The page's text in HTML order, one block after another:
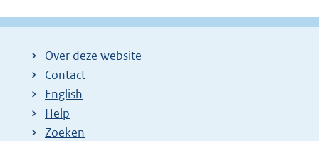
Over deze website
Contact
English
Help
Zoeken